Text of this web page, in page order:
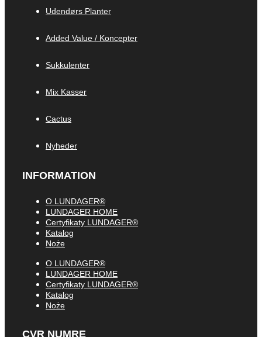
Udendørs Planter
Added Value / Koncepter
Sukkulenter
Mix Kasser
Cactus
Nyheder
INFORMATION
O LUNDAGER®
LUNDAGER HOME
Certyfikaty LUNDAGER®
Katalog
Noże
O LUNDAGER®
LUNDAGER HOME
Certyfikaty LUNDAGER®
Katalog
Noże
CVR NUMRE